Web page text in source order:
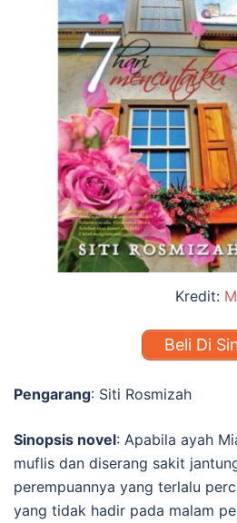
Kredit:
Beli Di
Pengarang: Siti Rosmizah
Sinopsis novel: Apabila ayah
muflis dan diserang sakit
perempuannya yang terlalu
yang tidak hadir pada malam